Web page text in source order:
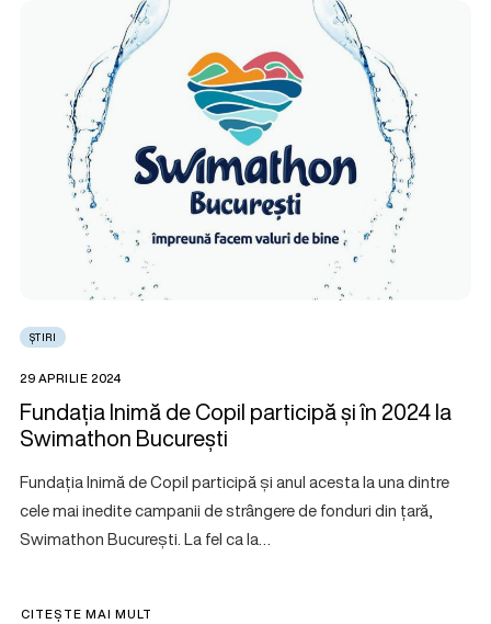
ȘTIRI
29 APRILIE 2024
Fundația Inimă de Copil participă și în 2024 la
Swimathon București
Fundația Inimă de Copil participă și anul acesta la una dintre
cele mai inedite campanii de strângere de fonduri din țară,
Swimathon București. La fel ca la…
CITEȘTE MAI MULT